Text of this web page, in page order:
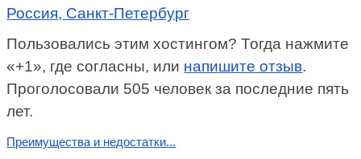
Россия, Санкт-Петербург
Пользовались этим хостингом? Тогда нажмите
«+1», где согласны, или напишите отзыв.
Проголосовали 505 человек за последние пять
лет.
Преимущества и недостатки...